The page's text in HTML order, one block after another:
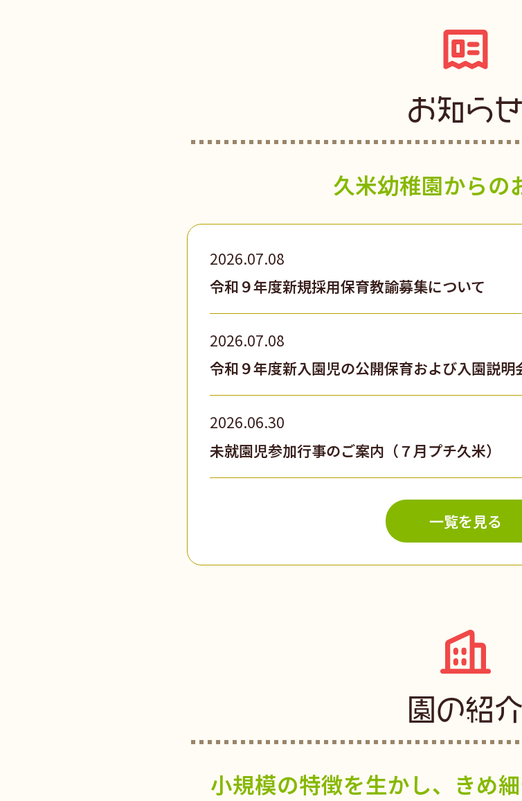
お知らせ
久米幼稚園からの
2026.07.08
令和９年度新規採用保育教諭募集について
2026.07.08
令和９年度新入園児の公開保育および入園説明
2026.06.30
未就園児参加行事のご案内（７月プチ久米）
一覧を見る
園の紹介
小規模の特徴を生かし、きめ